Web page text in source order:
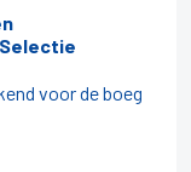
voor de boeg